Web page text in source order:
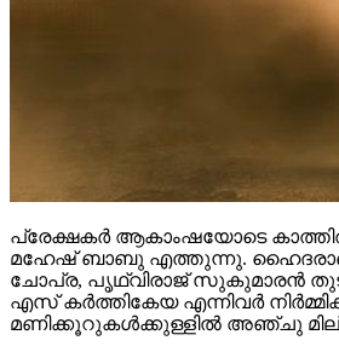
പ്രേക്ഷകർ ആകാംഷയോടെ
മഹേഷ് ബാബു എത്തുന്നു.
ചോപ്ര, പൃഥ്വിരാജ് സുകുമാരൻ
എസ് കർത്തികേയ എന്നിവർ
മണിക്കൂറുകൾക്കുള്ളിൽ അഞ്ചു